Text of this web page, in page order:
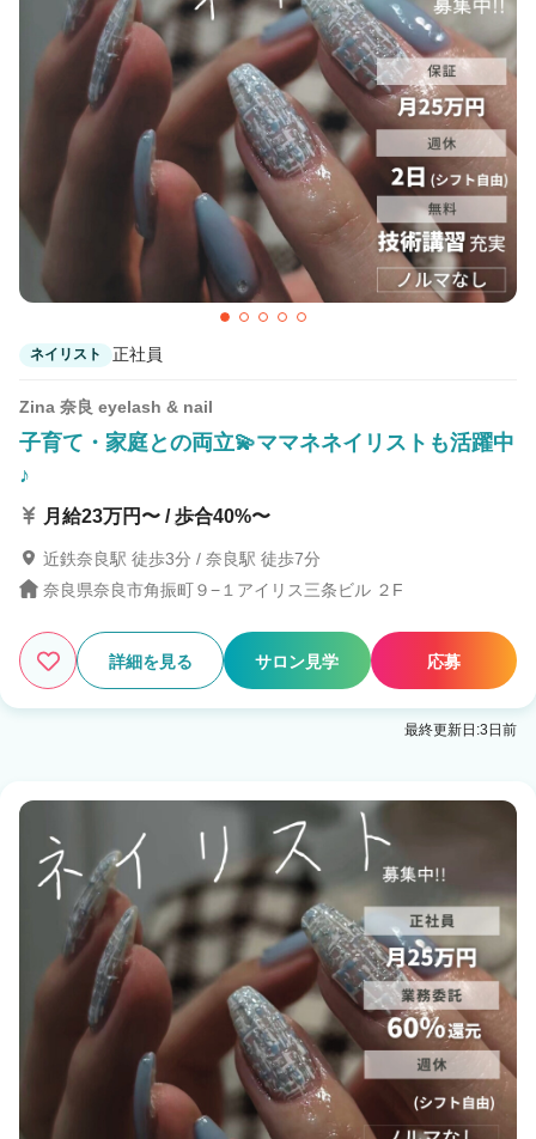
カラーリスト フロント・レセプション
ヘアメイク・美容部員 アイリスト
ネイリスト エステティシャン
講師・インストラクター 営業・販売スタッフ・その他
雇用形態
業務委託・フリーランス
詳細条件
雑誌撮影
この条件の求人数2件
検索する
ネイリスト 正社員
Zina 奈良 eyelash & nail
子育て・家庭との両立💫ママネネイリストも活躍中
♪
月給23万円〜 / 歩合40%〜
近鉄奈良駅 徒歩3分 / 奈良駅 徒歩7分
奈良県奈良市角振町９−１アイリス三条ビル ２F
詳細を見る サロン見学 応募
最終更新日:3日前